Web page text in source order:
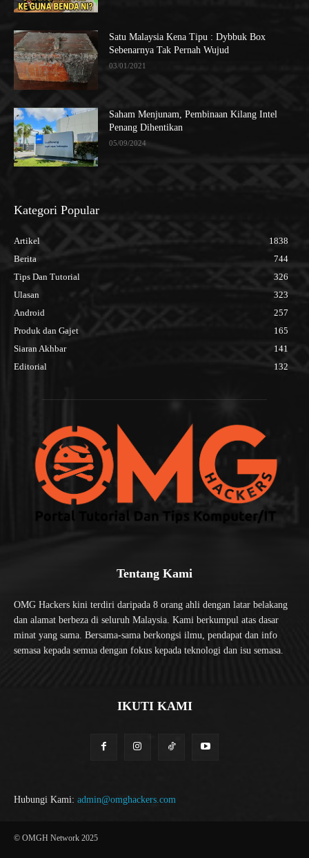
Satu Malaysia Kena Tipu : Dybbuk Box
Sebenarnya Tak Pernah Wujud
03/01/2021
Saham Menjunam, Pembinaan Kilang Intel
Penang Dihentikan
05/09/2024
Kategori Popular
Artikel
1838
Berita
744
Tips Dan Tutorial
326
Ulasan
323
Android
257
Produk dan Gajet
165
Siaran Akhbar
141
Editorial
132
Tentang Kami
OMG Hackers kini terdiri daripada 8 orang ahli dengan latar belakang
dan alamat berbeza di seluruh Malaysia. Kami berkumpul atas dasar
minat yang sama. Bersama-sama berkongsi ilmu, pendapat dan info
semasa kepada semua dengan fokus kepada teknologi dan isu semasa.
IKUTI KAMI
Hubungi Kami: admin@omghackers.com
© OMGH Network 2025